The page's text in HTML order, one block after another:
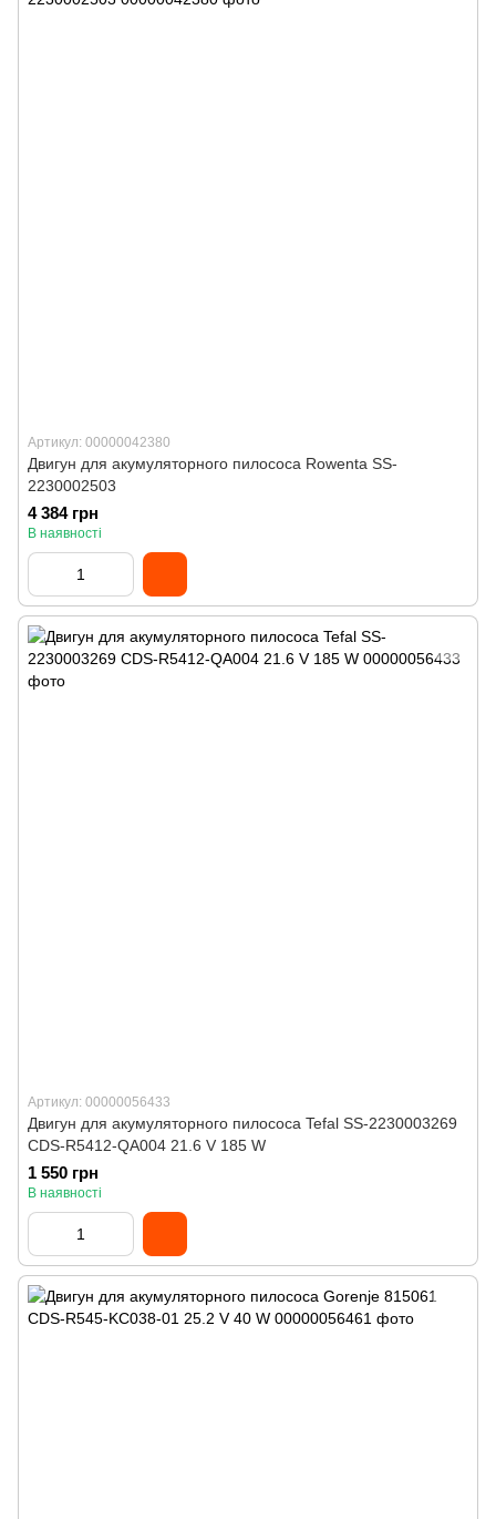
Артикул: 00000042380
Двигун для акумуляторного пилососа Rowenta SS-
2230002503
4 384 грн
В наявності
Артикул: 00000056433
Двигун для акумуляторного пилососа Tefal SS-2230003269
CDS-R5412-QA004 21.6 V 185 W
1 550 грн
В наявності